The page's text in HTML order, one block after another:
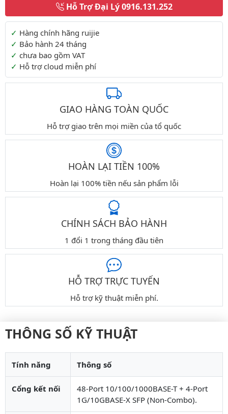
Hỗ Trợ Đại Lý0916.131.252
Thông tin thêm
Hàng chính hãng ruijie
Bảo hành 24 tháng
chưa bao gồm VAT
Hỗ trợ cloud miễn phí
GIAO HÀNG TOÀN QUỐC
Hỗ trợ giao trên mọi miền của tổ quốc
HOÀN LẠI TIỀN 100%
Hoàn lại 100% tiền nếu sản phẩm lỗi
CHÍNH SÁCH BẢO HÀNH
1 đổi 1 trong tháng đầu tiên
HỖ TRỢ TRỰC TUYẾN
Hỗ trợ kỹ thuật miễn phí.
THÔNG SỐ KỸ THUẬT
Tính năng Thông số
Cổng kết nối
48-Port 10/100/1000BASE-T + 4-Port
1G/10GBASE-X SFP (Non-Combo).